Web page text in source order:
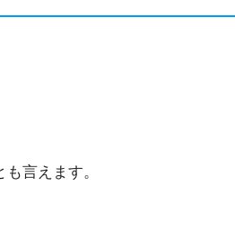
言えます。